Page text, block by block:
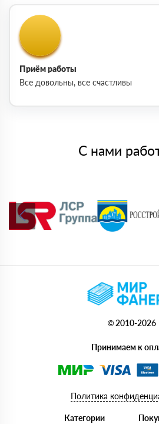
Приём работы
Все довольны, все счастливы
С нами
© 2010-2026
Принимаем к
Политика
Категории